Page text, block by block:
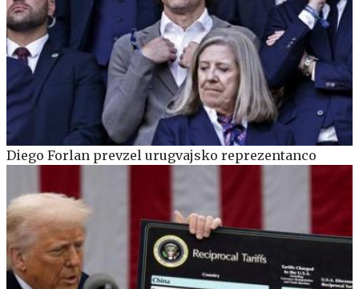
Diego Forlan prevzel urugvajsko reprezentanco